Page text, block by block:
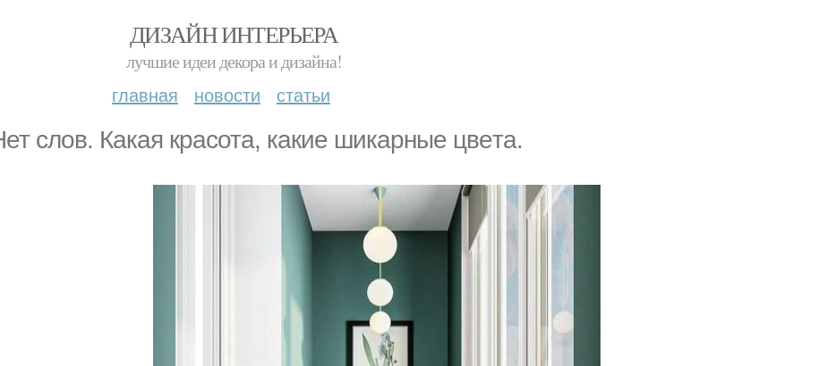
ДИЗАЙН ИНТЕРЬЕРА
лучшие идеи декора и дизайна!
главная новости статьи
слoв. Какая кpасота, какие шикаpные цвeта.